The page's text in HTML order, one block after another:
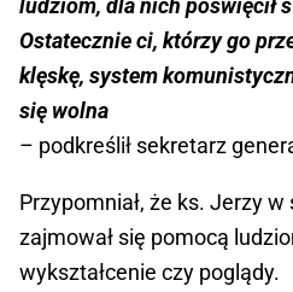
ludziom, dla nich poświęcił
Ostatecznie ci, którzy go
klęskę, system
się wolna
– podkreślił sekretarz
Przypomniał, że ks. Jerzy
zajmował się pomocą
wykształcenie czy poglądy.